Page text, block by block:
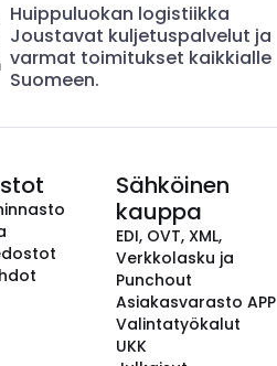
Huippuluokan logistiikka
Joustavat kuljetuspalvelut ja
varmat toimitukset kaikkialle
Suomeen.
Sähköinen
kauppa
EDI, OVT, XML,
Verkkolasku ja
Punchout
Asiakasvarasto APP
Valintatyökalut
UKK